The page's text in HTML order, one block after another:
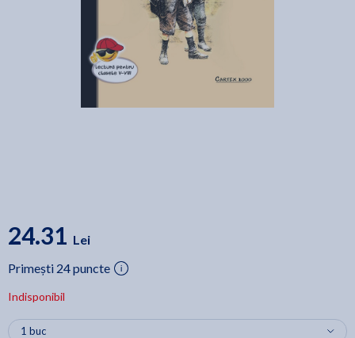
24.31 Lei
Primești 24 puncte
Indisponibil